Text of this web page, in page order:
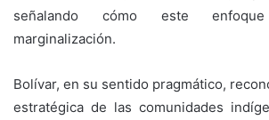
señalando cómo este
marginalización.
Bolívar, en su sentido pragmático,
estratégica de las comunidades